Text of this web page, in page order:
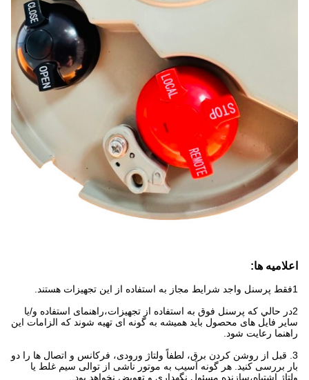
اعلامیه ها:
1فقط پرسنل واجد شرایط مجاز به استفاده از این تجهیزات هستند.
2در حالي که پرسنل فوق به استفاده از تجهیزات،راهنمای استفاده و/یا
سایر فایل های محصول باید همیشه به گونه ای تهیه شوند که الزامات این
راهنما رعایت شود.
3. قبل از روشن کردن برق، لطفاً ولتاژ ورودی، فرکانس و اتصال ها را دو
بار بررسی کنید. هر گونه آسیب به موتور ناشی از توالی سیم غلط یا
ولتاژ اشتباه،سازنده مسئول نگهداری و تعویض نخواهد بود..